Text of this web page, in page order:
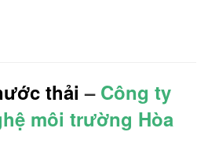
thải – Công ty
môi trường Hòa